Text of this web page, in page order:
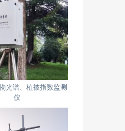
光谱、植被指数监测
仪